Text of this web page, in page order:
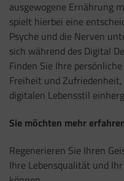
ausgewogene Ernährung
spielt hierbei eine
Psyche und die Nerven
sich während des Digital
Finden Sie Ihre
Freiheit und
digitalen Lebensstil
Sie möchten mehr
Regenerieren Sie Ihren
Ihre Lebensqualität und